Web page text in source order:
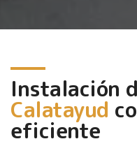
Instalación
Calatayud
eficiente